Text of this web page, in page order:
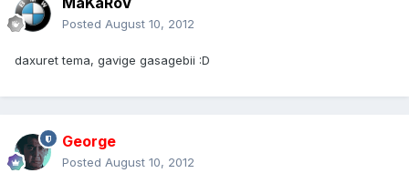
Posted August 10, 2012
daxuret tema, gavige gasagebii :D
George
Posted August 10, 2012